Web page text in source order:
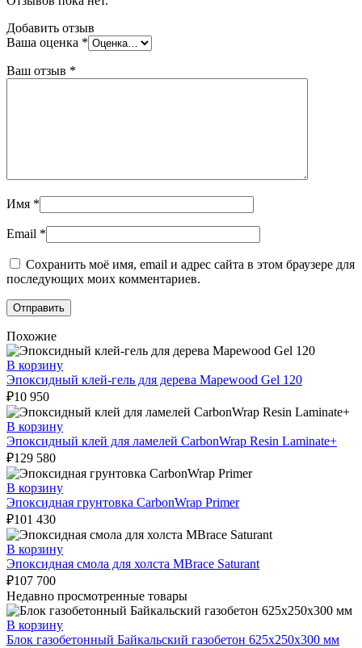
Добавить отзыв
Ваша оценка *
Ваш отзыв *
Имя *
Email *
Сохранить моё имя, email и адрес сайта в этом браузере для
последующих моих комментариев.
Похожие
В корзину
Эпоксидный клей-гель для дерева Mapewood Gel 120
₽10 950
В корзину
Эпоксидный клей для ламелей CarbonWrap Resin Laminate+
₽129 580
В корзину
Эпоксидная грунтовка CarbonWrap Primer
₽101 430
В корзину
Эпоксидная смола для холста MBrace Saturant
₽107 700
Недавно просмотренные товары
В корзину
Блок газобетонный Байкальский газобетон 625х250х300 мм